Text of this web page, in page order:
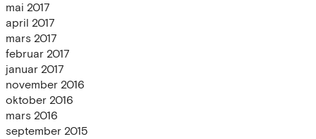
mai 2017
april 2017
mars 2017
februar 2017
januar 2017
november 2016
oktober 2016
mars 2016
september 2015